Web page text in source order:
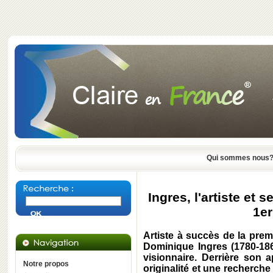
Qui sommes nous?
Notre propos
Ingres, l'artiste et
Artiste à succès de la
Dominique Ingres (1780-
visionnaire. Derrière son
originalité et une